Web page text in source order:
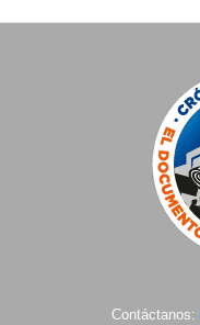
Contáctanos: